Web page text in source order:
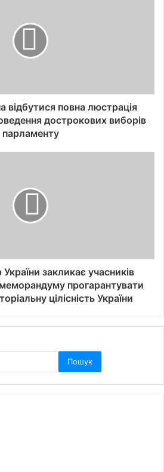
відбутися повна люстрація
дострокових виборів
парламенту
закликає учасників
прогарантувати
цілісність України
Пошук